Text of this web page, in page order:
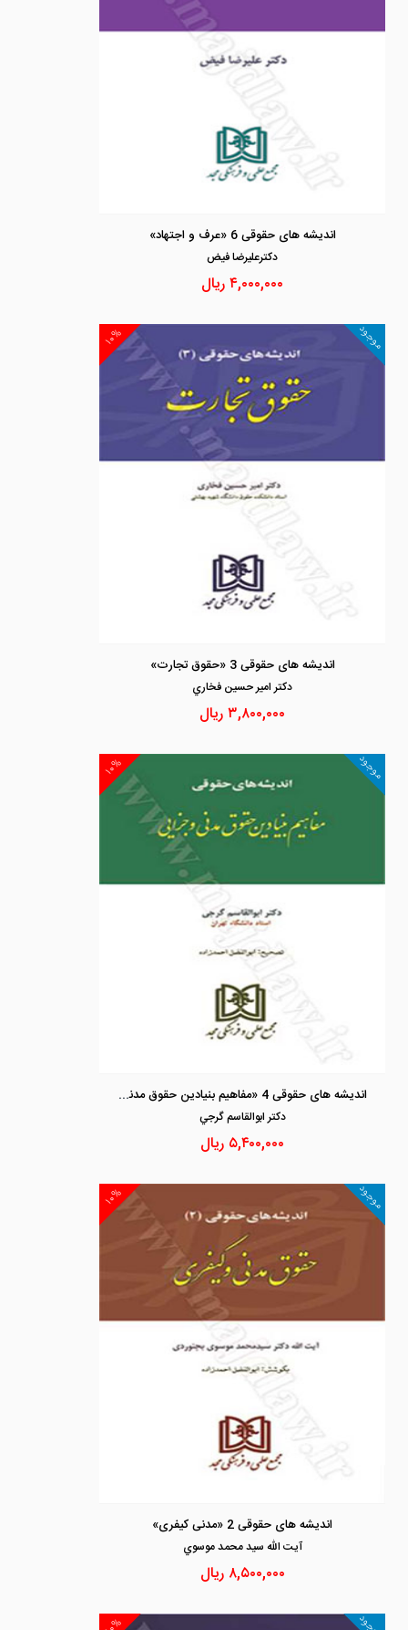
اندیشه های حقوقی 6 «عرف و اجتهاد»
دكترعليرضا فيض
۴,۰۰۰,۰۰۰ریال
۱۰% موجود
اندیشه های حقوقی 3 «حقوق تجارت»
دكتر امير حسين فخاري
۳,۸۰۰,۰۰۰ریال
۱۰% موجود
اندیشه های حقوقی 4 «مفاهیم بنیادین حقوق مدنی و جزایی»
دكتر ابوالقاسم گرجي
۵,۴۰۰,۰۰۰ ریال
۱۰% موجود
اندیشه های حقوقی 2 «مدنی کیفری»
آيت الله سيد محمد موسوي
۸,۵۰۰,۰۰۰ ریال